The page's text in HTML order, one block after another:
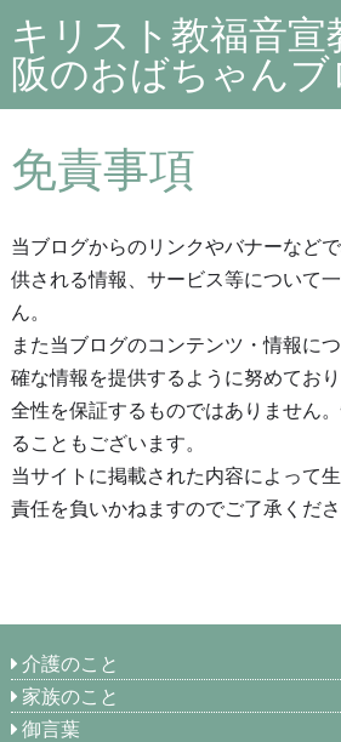
キリスト教福音宣
阪のおばちゃんブ
免責事項
当ブログからのリンクやバナーなど
供される情報、サービス等について
ん。
また当ブログのコンテンツ・情報に
確な情報を提供するように努めてお
全性を保証するものではありません
ることもございます。
当サイトに掲載された内容によって
責任を負いかねますのでご了承くださ
介護のこと
家族のこと
御言葉